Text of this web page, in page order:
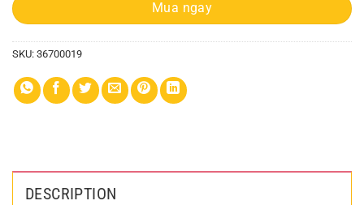
Mua ngay
SKU: 36700019
DESCRIPTION